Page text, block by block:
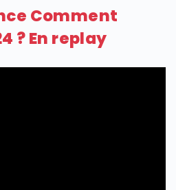
Comment
? En replay